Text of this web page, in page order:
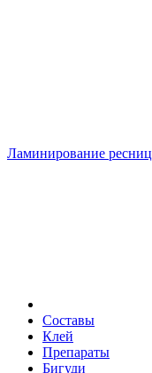
Ламинирование ресниц
Составы
Клей
Препараты
Бигуди